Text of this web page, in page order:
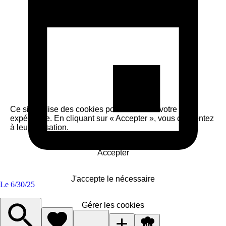
Le 6/30/25
Spark
Ce site utilise des cookies pour améliorer votre
expérience. En cliquant sur « Accepter », vous consentez
à leur utilisation.
Accepter
J'accepte le nécessaire
Gérer les cookies